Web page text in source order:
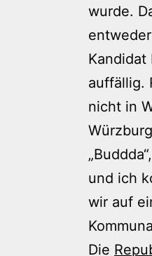
wurde.
Kandidat
auffällig.
nicht in
und ich
wir auf
Die